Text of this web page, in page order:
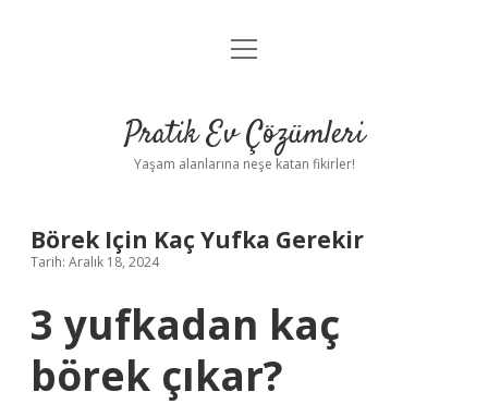
Anasayfa
Yasal Uyarı
menüyü
Pratik Ev Çözümleri
Yaşam alanlarına neşe katan fikirler!
Börek Için Kaç Yufka Gerekir
Tarih: Aralık 18, 2024
3 yufkadan kaç
börek çıkar?